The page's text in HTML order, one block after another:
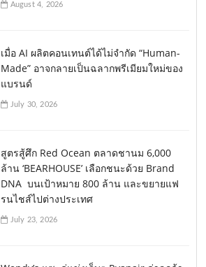
August 4, 2026
เมื่อ AI ผลิตคอนเทนต์ได้ไม่จำกัด “Human-
Made” อาจกลายเป็นฉลากพรีเมียมใหม่ของ
แบรนด์
July 30, 2026
สูตรสู้ศึก Red Ocean ตลาดชานม 6,000
ล้าน ‘BEARHOUSE’ เลือกชนะด้วย Brand
DNA บนเป้าหมาย 800 ล้าน และขยายแฟ
รนไชส์ไปต่างประเทศ
July 23, 2026